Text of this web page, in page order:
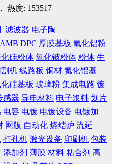
热度: 153517
滤波器 电子陶
AMB DPC 厚膜基板 氧化铝粉
硅粉体 氧化铍粉体 粉体 生
机 线路板 铜材 氮化铝基
硅基板 玻璃粉 集成电路 镀
感器 导电材料 电子浆料 划片
电容 电镀 电镀设备 电镀加
网版 自动化 烧结炉 流延
打孔机 激光设备 印刷机 包装
添加剂 薄膜 材料 粘合剂 高